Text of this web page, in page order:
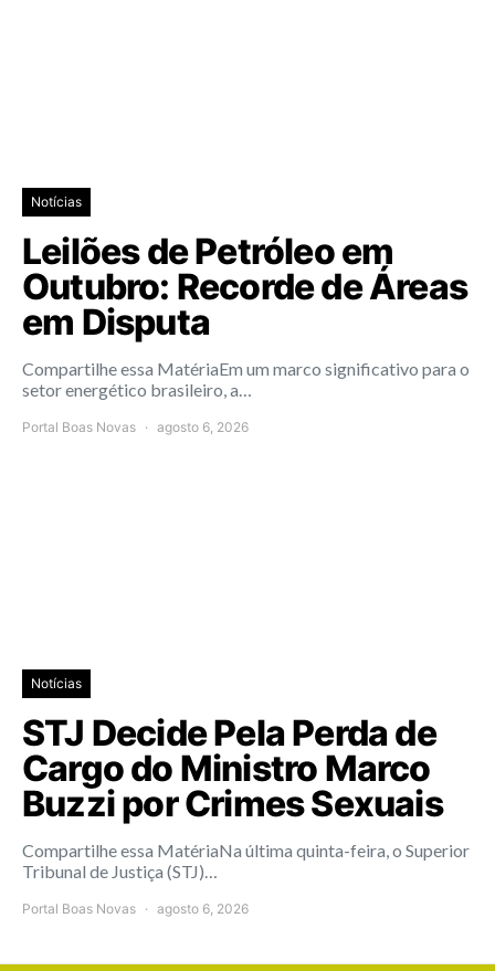
Notícias
Leilões de Petróleo em
Outubro: Recorde de Áreas
em Disputa
Compartilhe essa MatériaEm um marco significativo para o
setor energético brasileiro, a…
Portal Boas Novas agosto 6, 2026
Notícias
STJ Decide Pela Perda de
Cargo do Ministro Marco
Buzzi por Crimes Sexuais
Compartilhe essa MatériaNa última quinta-feira, o Superior
Tribunal de Justiça (STJ)…
Portal Boas Novas agosto 6, 2026